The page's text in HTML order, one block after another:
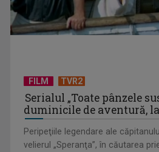
TVR lansează un apel pentru
FILM TVR2
Serialul „Toate pânzele
duminicile de aventură,
Peripeţiile legendare ale
velierul „Speranţa”, în căutarea